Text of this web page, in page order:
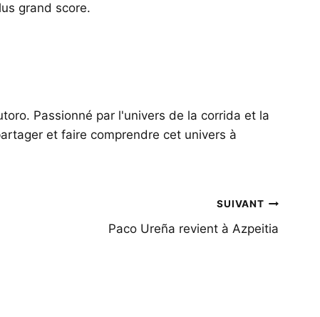
grand score.
Passionné par l'univers de la corrida et la
et faire comprendre cet univers à
SUIVANT
Paco Ureña revient à Azpeitia